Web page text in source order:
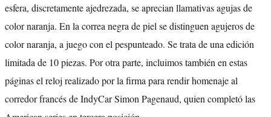
esfera, discretamente ajedrezada, se aprecian llamativas agujas de
color naranja. En la correa negra de piel se distinguen agujeros de
color naranja, a juego con el pespunteado. Se trata de una edición
limitada de 10 piezas. Por otra parte, incluimos también en estas
páginas el reloj realizado por la firma para rendir homenaje al
corredor francés de IndyCar Simon Pagenaud, quien completó las